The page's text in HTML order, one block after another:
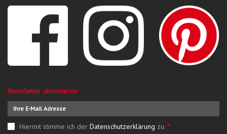
Newsletter abonnieren
Hiermit stimme ich der Datenschutzerklärung zu. *